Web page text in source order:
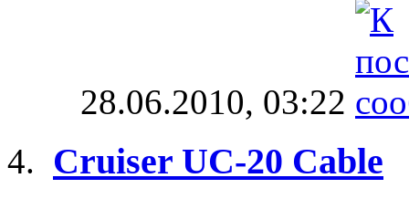
28.06.2010, 03:22
Cruiser UC-20 Cable